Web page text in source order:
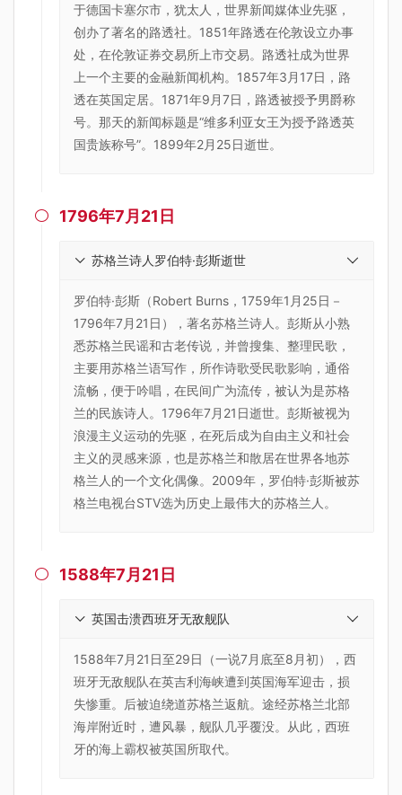
于德国卡塞尔市，犹太人，世界新闻媒体业先驱，
创办了著名的路透社。1851年路透在伦敦设立办事
处，在伦敦证券交易所上市交易。路透社成为世界
上一个主要的金融新闻机构。1857年3月17日，路
透在英国定居。1871年9月7日，路透被授予男爵称
号。那天的新闻标题是“维多利亚女王为授予路透英
国贵族称号”。1899年2月25日逝世。
 1796年7月21日
苏格兰诗人罗伯特·彭斯逝世
罗伯特·彭斯（Robert Burns，1759年1月25日－
1796年7月21日），著名苏格兰诗人。彭斯从小熟
悉苏格兰民谣和古老传说，并曾搜集、整理民歌，
主要用苏格兰语写作，所作诗歌受民歌影响，通俗
流畅，便于吟唱，在民间广为流传，被认为是苏格
兰的民族诗人。1796年7月21日逝世。彭斯被视为
浪漫主义运动的先驱，在死后成为自由主义和社会
主义的灵感来源，也是苏格兰和散居在世界各地苏
格兰人的一个文化偶像。2009年，罗伯特·彭斯被苏
格兰电视台STV选为历史上最伟大的苏格兰人。
 1588年7月21日
英国击溃西班牙无敌舰队
1588年7月21日至29日（一说7月底至8月初），西
班牙无敌舰队在英吉利海峡遭到英国海军迎击，损
失惨重。后被迫绕道苏格兰返航。途经苏格兰北部
海岸附近时，遭风暴，舰队几乎覆没。从此，西班
牙的海上霸权被英国所取代。